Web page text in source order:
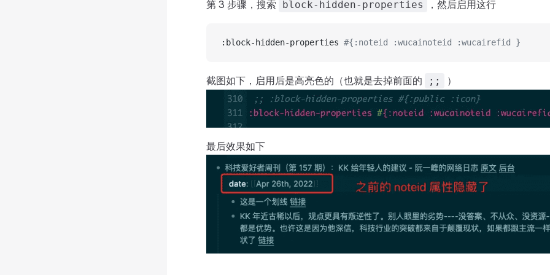
第 3 步骤，搜索 block-hidden-properties ，然后启用这行
:block-hidden-properties #{:noteid :wucainoteid :wucairefid }
截图如下，启用后是高亮色的（也就是去掉前面的 ;; ）
最后效果如下